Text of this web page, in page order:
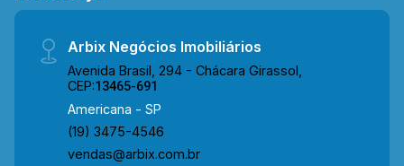
Arbix Negócios Imobiliários
Avenida Brasil, 294 - Chácara Girassol,
CEP:13465-691
Americana - SP
(19) 3475-4546
vendas@arbix.com.br